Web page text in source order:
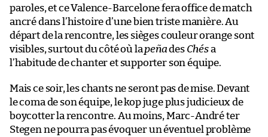
paroles, et ce Valence-Barcelone fera office de match
ancré dans l’histoire d’une bien triste manière. Au
départ de la rencontre, les sièges couleur orange sont
visibles, surtout du côté où la peñades Chésa
l’habitude de chanter et supporter son équipe.
Mais ce soir, les chants ne seront pas de mise. Devant
le coma de son équipe, le kop juge plus judicieux de
boycotter la rencontre. Au moins, Marc-André ter
Stegen ne pourra pas évoquer un éventuel problème